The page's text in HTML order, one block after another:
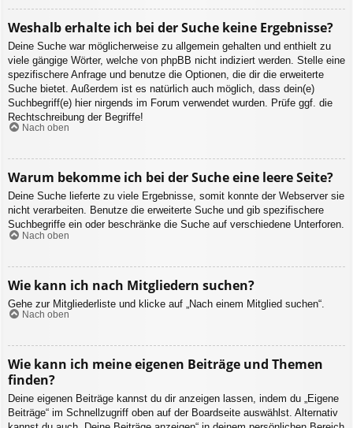
Weshalb erhalte ich bei der Suche keine Ergebnisse?
Deine Suche war möglicherweise zu allgemein gehalten und enthielt zu
viele gängige Wörter, welche von phpBB nicht indiziert werden. Stelle eine
spezifischere Anfrage und benutze die Optionen, die dir die erweiterte
Suche bietet. Außerdem ist es natürlich auch möglich, dass dein(e)
Suchbegriff(e) hier nirgends im Forum verwendet wurden. Prüfe ggf. die
Rechtschreibung der Begriffe!
Nach oben
Warum bekomme ich bei der Suche eine leere Seite?
Deine Suche lieferte zu viele Ergebnisse, somit konnte der Webserver sie
nicht verarbeiten. Benutze die erweiterte Suche und gib spezifischere
Suchbegriffe ein oder beschränke die Suche auf verschiedene Unterforen.
Nach oben
Wie kann ich nach Mitgliedern suchen?
Gehe zur Mitgliederliste und klicke auf „Nach einem Mitglied suchen“.
Nach oben
Wie kann ich meine eigenen Beiträge und Themen
finden?
Deine eigenen Beiträge kannst du dir anzeigen lassen, indem du „Eigene
Beiträge“ im Schnellzugriff oben auf der Boardseite auswählst. Alternativ